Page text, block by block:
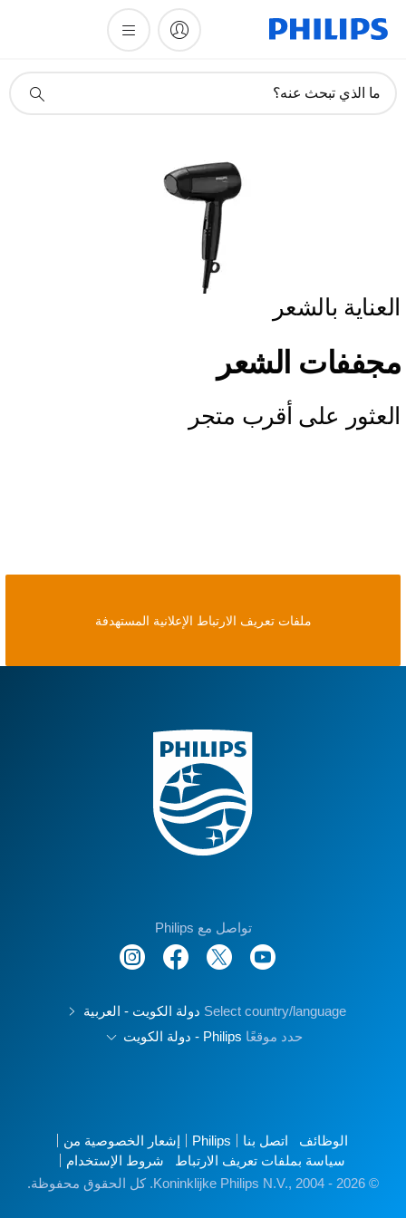
دعم
ما الذي تبحث عنه؟
العناية بالشعر
مجففات الشعر
العثور على أقرب متجر
ملفات تعريف الارتباط الإعلانية المستهدفة
تواصل مع Philips
Select country/language دولة الكويت - العربية
حدد موقعًا Philips - دولة الكويت
الوظائف اتصل بنا Philips
إشعار الخصوصية من
سياسة بملفات تعريف الارتباط
شروط الإستخدام
© Koninklijke Philips N.V., 2004 - 2026. كل الحقوق محفوظة.